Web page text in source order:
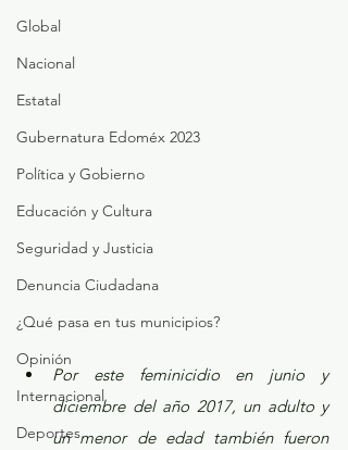
Global
Nacional
Estatal
Gubernatura Edoméx 2023
Política y Gobierno
Educación y Cultura
Seguridad y Justicia
Denuncia Ciudadana
¿Qué pasa en tus municipios?
Opinión
Internacional
Deportes
Por este feminicidio en junio y
diciembre del año 2017, un adulto y
un menor de edad también fueron